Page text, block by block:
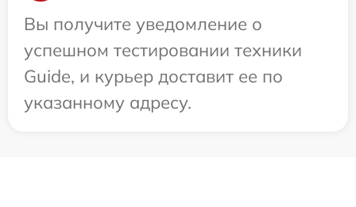
Вы получите уведомление о
успешном тестировании техники
Guide, и курьер доставит ее по
указанному адресу.